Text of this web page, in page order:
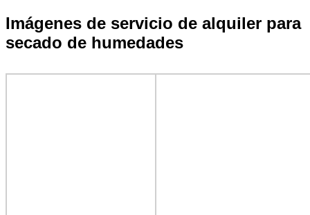
Imágenes de servicio de alquiler para
secado de humedades